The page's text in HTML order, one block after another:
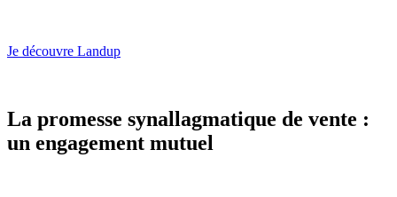
Je découvre Landup
La promesse synallagmatique de vente :
un engagement mutuel